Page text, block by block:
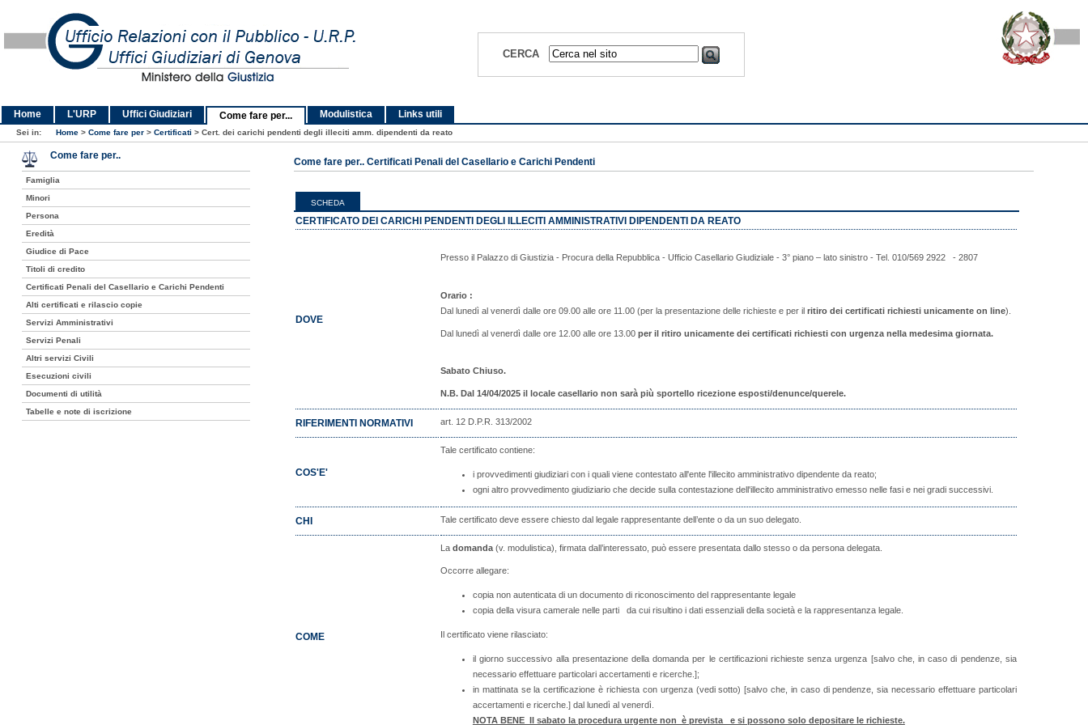
CERCA
Home L'URP Uffici Giudiziari Come fare per... Modulistica Links utili
Sei in: Home > Come fare per > Certificati > Cert. dei carichi pendenti degli illeciti amm. dipendenti da reato
Come fare per.. Certificati Penali del Casellario e Carichi Pendenti
SCHEDA
CERTIFICATO DEI CARICHI PENDENTI DEGLI ILLECITI AMMINISTRATIVI DIPENDENTI DA REATO
DOVE
Presso il Palazzo di Giustizia - Procura della Repubblica - Ufficio Casellario Giudiziale - 3° piano – lato sinistro - Tel. 010/569 2922 - 2807
Orario :
Dal lunedì al venerdì dalle ore 09.00 alle ore 11.00 (per la presentazione delle richieste e per il ritiro dei certificati richiesti unicamente on line).
Dal lunedì al venerdì dalle ore 12.00 alle ore 13.00 per il ritiro unicamente dei certificati richiesti con urgenza nella medesima giornata.
Sabato Chiuso.
N.B. Dal 14/04/2025 il locale casellario non sarà più sportello ricezione esposti/denunce/querele.
RIFERIMENTI NORMATIVI art. 12 D.P.R. 313/2002
COS'E'
Tale certificato contiene:
i provvedimenti giudiziari con i quali viene contestato all'ente l'illecito amministrativo dipendente da reato;
ogni altro provvedimento giudiziario che decide sulla contestazione dell'illecito amministrativo emesso nelle fasi e nei gradi successivi.
CHI Tale certificato deve essere chiesto dal legale rappresentante dell’ente o da un suo delegato.
COME
La domanda(v. modulistica), firmata dall’interessato, può essere presentata dallo stesso o da persona delegata.
Occorre allegare:
copia non autenticata di un documento di riconoscimento del rappresentante legale
copia della visura camerale nelle parti da cui risultino i dati essenziali della società e la rappresentanza legale.
Il certificato viene rilasciato:
il giorno successivo alla presentazione della domanda per le certificazioni richieste senza urgenza [salvo che, in caso di pendenze, sia
necessario effettuare particolari accertamenti e ricerche.];
in mattinata se la certificazione è richiesta con urgenza (vedi sotto) [salvo che, in caso di pendenze, sia necessario effettuare particolari
accertamenti e ricerche.] dal lunedì al venerdì.
NOTA BENE Il sabato la procedura urgente non è prevista e si possono solo depositare le richieste.
Come fare per..
Famiglia
Minori
Persona
Eredità
Giudice di Pace
Titoli di credito
Certificati Penali del Casellario e Carichi Pendenti
Alti certificati e rilascio copie
Servizi Amministrativi
Servizi Penali
Altri servizi Civili
Esecuzioni civili
Documenti di utilità
Tabelle e note di iscrizione